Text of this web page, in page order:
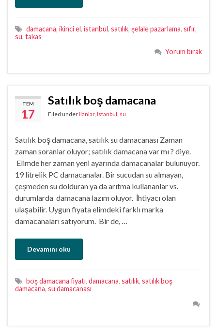
damacana, ikinci el, istanbul, satılık, şelale pazarlama, sıfır,
su, takas
Yorum bırak
TEM
17
Satılık boş damacana
Filed under İlanlar, İstanbul, su
Satılık boş damacana, satılık su damacanası Zaman
zaman soranlar oluyor; satılık damacana var mı ? diye.
Elimde her zaman yeni ayarında damacanalar bulunuyor.
19 litrelik PC damacanalar. Bir sucudan su almayan,
çeşmeden su dolduran ya da arıtma kullananlar vs.
durumlarda damacana lazım oluyor. İhtiyacı olan
ulaşabilir. Uygun fiyata elimdeki farklı marka
damacanaları satıyorum. Bir de, …
Devamını oku
boş damacana fiyatı, damacana, satılık, satılık boş
damacana, su damacanası